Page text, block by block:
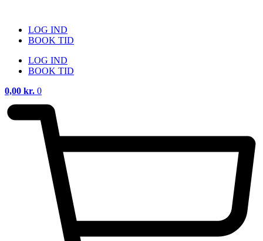
indholdLOG IND
BOOK TID
LOG IND
BOOK TID
0,00 kr. 0